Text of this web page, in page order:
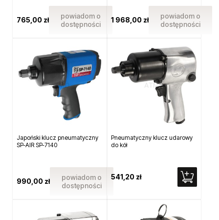
765,00 zł
powiadom o
dostępności
1 968,00 zł
powiadom o
dostępności
Japoński klucz pneumatyczny
SP-AIR SP-7140
990,00 zł
powiadom o
dostępności
Pneumatyczny klucz udarowy
do kół
541,20 zł